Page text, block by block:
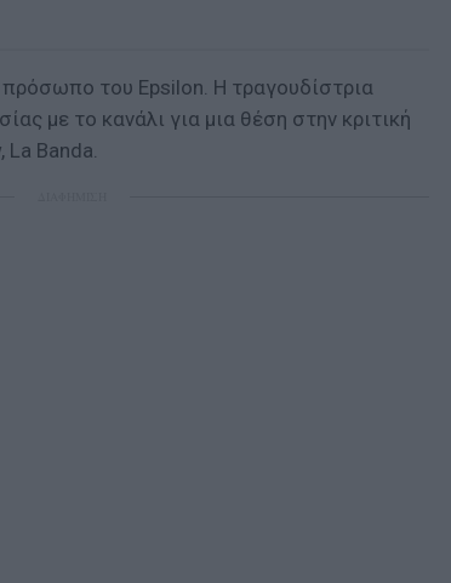
πρόσωπο του Epsilon. Η τραγουδίστρια
με το κανάλι για μια θέση στην κριτική
La Banda.